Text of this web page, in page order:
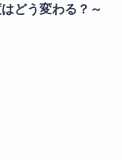
どう変わる？～